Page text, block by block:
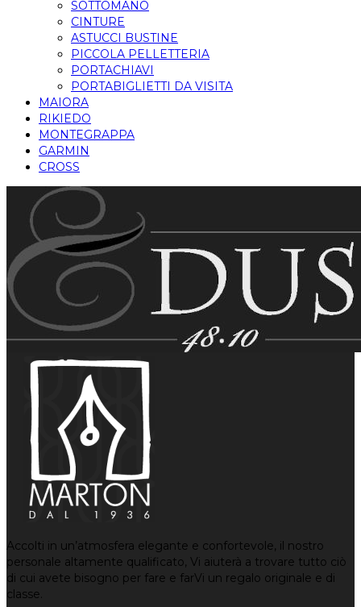
SOTTOMANO
CINTURE
ASTUCCI BUSTINE
PICCOLA PELLETTERIA
PORTACHIAVI
PORTABIGLIETTI DA VISITA
MAIORA
RIKIEDO
MONTEGRAPPA
GARMIN
CROSS
Accolti in un’atmosfera elegante e confortevole, il nostro
personale altamente qualificato, Vi aiuterà a trovare tutto ciò
di cui avete bisogno per fare e farVi un regalo originale e di
classe.